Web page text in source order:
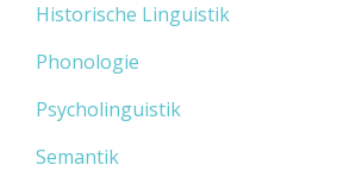
Historische Linguistik
Phonologie
Psycholinguistik
Semantik